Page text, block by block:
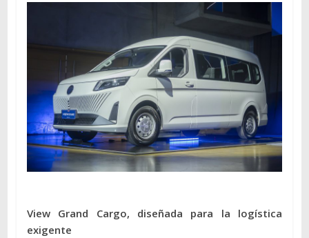
View Grand Cargo, diseñada para la logística
exigente